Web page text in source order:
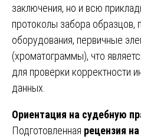
заключения, но и всю
протоколы забора образцов,
оборудования, первичные
(хроматограммы), что
для проверки корректности
данных.
Ориентация на судебную
Подготовленная рецензия